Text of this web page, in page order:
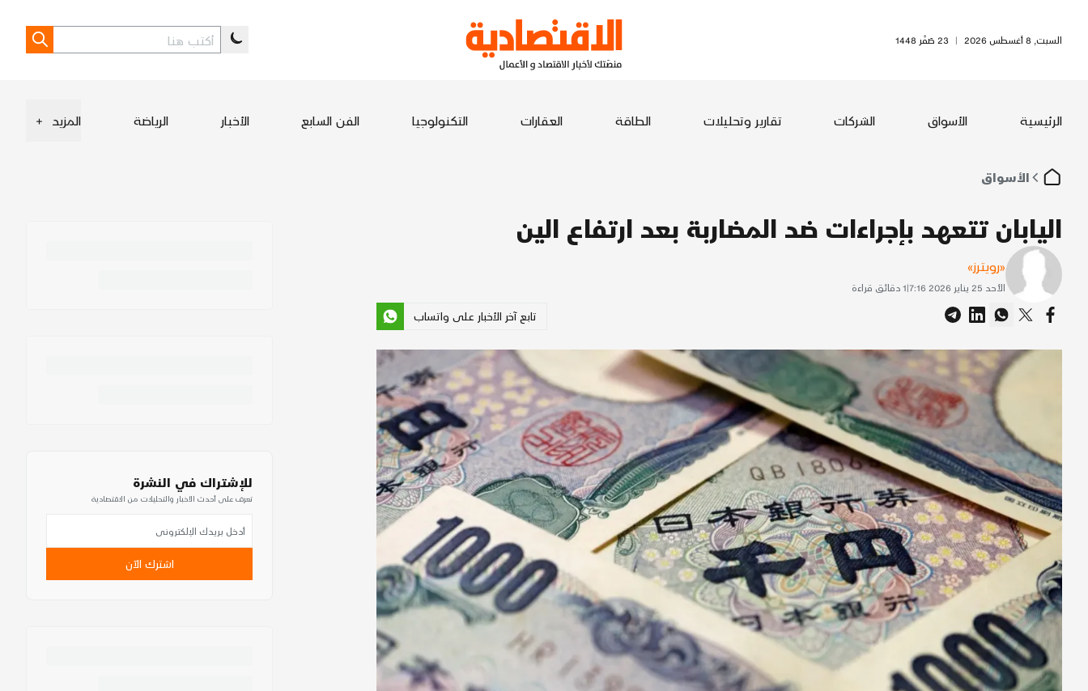
السبت, 8 أغسطس 2026 | 23 صَفَر 1448
الرئيسية الأسواق الشركات تقارير وتحليلات الطاقة العقارات التكنولوجيا الفن السابع الأخبار الرياضة المزيد +
الأسواق
اليابان تتعهد بإجراءات ضد المضاربة بعد ارتفاع الين
«رويترز»
الأحد 25 يناير 2026 7:16 |
1 دقائق قراءة
تابع آخر الأخبار على واتساب
للإشتراك في النشرة
تعرف على أحدث الأخبار والتحليلات من الاقتصادية
اشترك الآن